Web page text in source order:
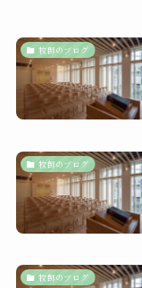
牧師のブログ
牧師のブログ
牧師のブログ